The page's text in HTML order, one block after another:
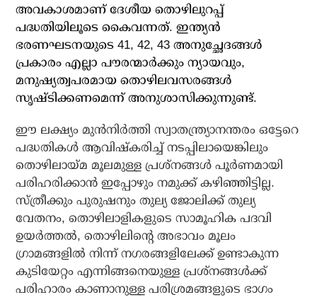
അവകാശമാണ് ദേശീയ തൊഴിലുറപ്പ്
പദ്ധതിയിലൂടെ കൈവന്നത്. ഇന്ത്യന്‍
ഭരണഘടനയുടെ 41, 42, 43 അനുച്ഛേദങ്ങള്‍
പ്രകാരം എല്ലാ പൗരന്മാര്‍ക്കും ന്യായവും,
മനുഷ്യത്വപരമായ തൊഴിലവസരങ്ങള്‍
സൃഷ്ടിക്കണമെന്ന് അനുശാസിക്കുന്നുണ്ട്.
ഈ ലക്ഷ്യം മുന്‍നിര്‍ത്തി സ്വാതന്ത്ര്യാനന്തരം ഒട്ടേറെ
പദ്ധതികള്‍ ആവിഷ്‌കരിച്ച് നടപ്പിലായെങ്കിലും
തൊഴിലായ്മ മൂലമുള്ള പ്രശ്‌നങ്ങള്‍ പൂര്‍ണമായി
പരിഹരിക്കാന്‍ ഇപ്പോഴും നമുക്ക് കഴിഞ്ഞിട്ടില്ല.
സ്ത്രീക്കും പുരുഷനും തുല്യ ജോലിക്ക് തുല്യ
വേതനം, തൊഴിലാളികളുടെ സാമൂഹിക പദവി
ഉയര്‍ത്തല്‍, തൊഴിലിന്റെ അഭാവം മൂലം
ഗ്രാമങ്ങളില്‍ നിന്ന് നഗരങ്ങളിലേക്ക് ഉണ്ടാകുന്ന
കുടിയേറ്റം എന്നിങ്ങനെയുള്ള പ്രശ്‌നങ്ങള്‍ക്ക്
പരിഹാരം കാണാനുള്ള പരിശ്രമങ്ങളുടെ ഭാഗം